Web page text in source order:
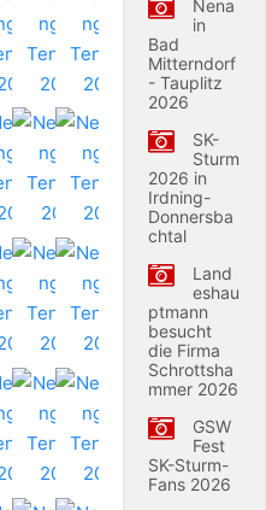
Nena
in
Bad
Mitterndorf
- Tauplitz
2026
SK-
Sturm
2026 in
Irdning-
Donnersba
chtal
Land
eshau
ptmann
besucht
die Firma
Schrottsha
mmer 2026
GSW
Fest
SK-Sturm-
Fans 2026